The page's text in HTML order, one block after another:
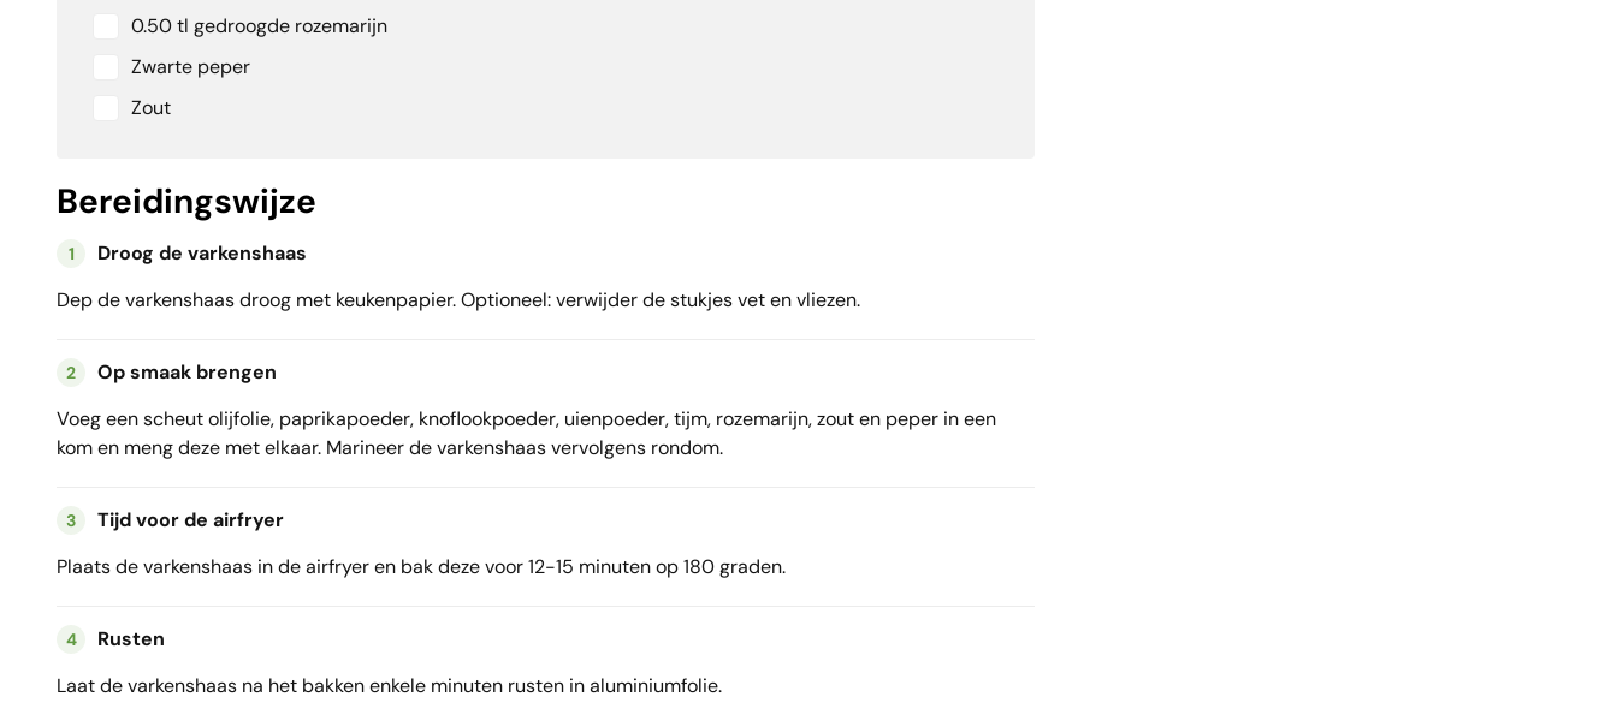
0.50 tl gedroogde rozemarijn
Zwarte peper
Zout
Bereidingswijze
1
Droog de varkenshaas
Dep de varkenshaas droog met keukenpapier. Optioneel: verwijder de stukjes vet en vliezen.
2
Op smaak brengen
Voeg een scheut olijfolie, paprikapoeder, knoflookpoeder, uienpoeder, tijm, rozemarijn, zout en peper in een
kom en meng deze met elkaar. Marineer de varkenshaas vervolgens rondom.
3
Tijd voor de airfryer
Plaats de varkenshaas in de airfryer en bak deze voor 12-15 minuten op 180 graden.
4
Rusten
Laat de varkenshaas na het bakken enkele minuten rusten in aluminiumfolie.